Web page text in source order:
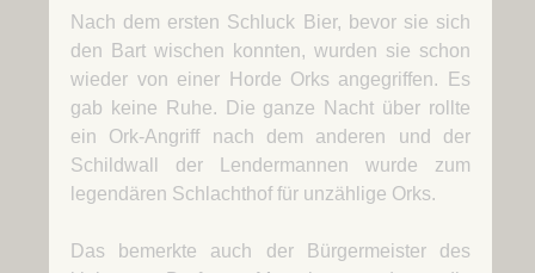
Nach dem ersten Schluck Bier, bevor sie sich
den Bart wischen konnten, wurden sie schon
wieder von einer Horde Orks angegriffen. Es
gab keine Ruhe. Die ganze Nacht über rollte
ein Ork-Angriff nach dem anderen und der
Schildwall der Lendermannen wurde zum
legendären Schlachthof für unzählige Orks.
Das bemerkte auch der Bürgermeister des